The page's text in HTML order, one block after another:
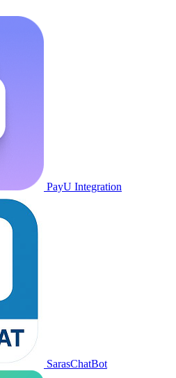
PayU Integration
SarasChatBot